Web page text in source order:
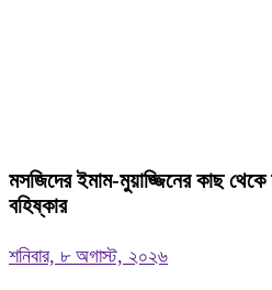
মসজিদের ইমাম-মুয়াজ্জিনের কাছ
বহিষ্কার
শনিবার, ৮ অগাস্ট, ২০২৬